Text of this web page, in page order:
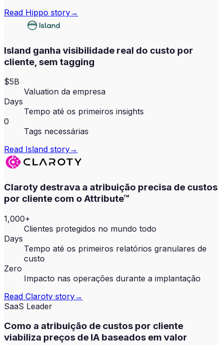
Read Hippo story→
Island ganha visibilidade real do custo por
cliente, sem tagging
$5B
Valuation da empresa
Days
Tempo até os primeiros insights
0
Tags necessárias
Read Island story→
Claroty destrava a atribuição precisa de custos
por cliente com o Attribute™
1,000+
Clientes protegidos no mundo todo
Days
Tempo até os primeiros relatórios granulares de
custo
Zero
Impacto nas operações durante a implantação
Read Claroty story→
SaaS Leader
Como a atribuição de custos por cliente
viabiliza preços de IA baseados em valor